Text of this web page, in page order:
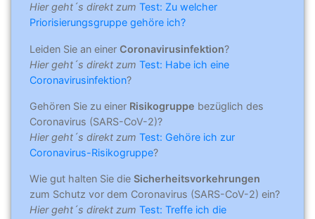
Hier geht´s direkt zum Test: Zu welcher
Priorisierungsgruppe gehöre ich?
Leiden Sie an einer Coronavirusinfektion?
Hier geht´s direkt zum Test: Habe ich eine
Coronavirusinfektion?
Gehören Sie zu einer Risikogruppe bezüglich des
Coronavirus (SARS-CoV-2)?
Hier geht´s direkt zum Test: Gehöre ich zur
Coronavirus-Risikogruppe?
Wie gut halten Sie die Sicherheitsvorkehrungen
zum Schutz vor dem Coronavirus (SARS-CoV-2) ein?
Hier geht´s direkt zum Test: Treffe ich die